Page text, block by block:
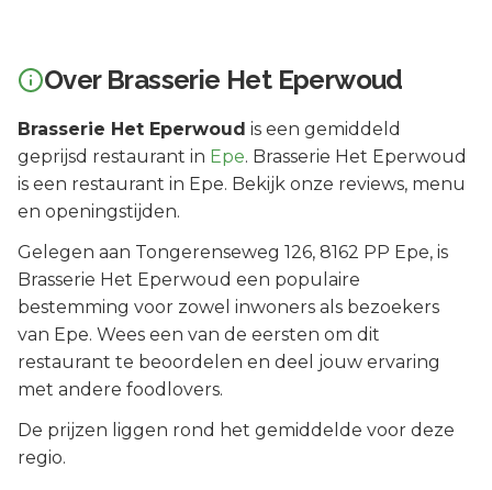
Over Brasserie Het Eperwoud
Brasserie Het Eperwoud is een gemiddeld
geprijsd restaurant in Epe. Brasserie Het Eperwoud
is een restaurant in Epe. Bekijk onze reviews, menu
en openingstijden.
Gelegen aan Tongerenseweg 126, 8162 PP Epe, is
Brasserie Het Eperwoud een populaire
bestemming voor zowel inwoners als bezoekers
van Epe. Wees een van de eersten om dit
restaurant te beoordelen en deel jouw ervaring
met andere foodlovers.
De prijzen liggen rond het gemiddelde voor deze
regio.